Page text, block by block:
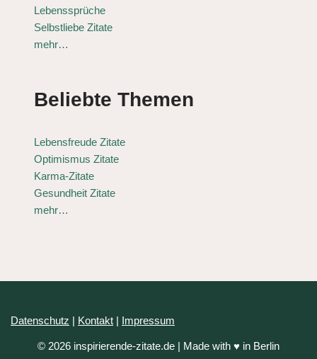
Lebenssprüche
Selbstliebe Zitate
mehr…
Beliebte Themen
Lebensfreude Zitate
Optimismus Zitate
Karma-Zitate
Gesundheit Zitate
mehr…
Datenschutz | Kontakt | Impressum
© 2026 inspirierende-zitate.de | Made with ♥ in Berlin